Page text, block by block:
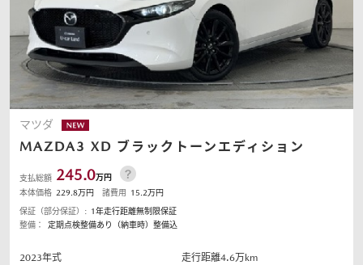
マツダ
MAZDA3 XD ブラックトーンエディション
支払総額 245.0万円
本体価格 229.8万円 諸費用 15.2万円
保証（部分保証）: 1年走行距離無制限保証
整備：
定期点検整備あり（納車時）整備込
2023年式 走行距離4.6万km